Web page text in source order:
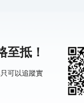
抵！
可以追蹤實